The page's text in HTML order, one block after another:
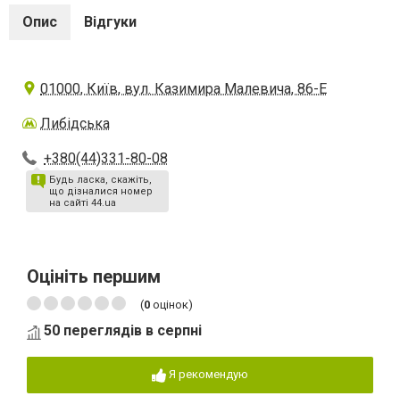
Опис Відгуки
01000, Київ, вул. Казимира Малевича, 86-Е
Либідська
+380(44)331-80-08
Будь ласка, скажіть,
що дізналися номер
на сайті 44.ua
Оцініть першим
(0 оцінок)
50 переглядів в серпні
Я рекомендую